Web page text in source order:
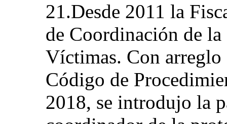
21.Desde 2011 la
de Coordinación de
Víctimas. Con
Código de
2018, se introdujo la